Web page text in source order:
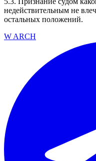
недействительным не
остальных положений.
W ARCH